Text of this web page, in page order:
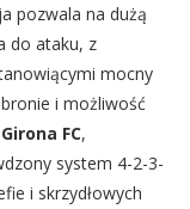
pozwala na dużą
do ataku, z
mocny
i możliwość
Girona FC,
system 4-2-3-
i skrzydłowych